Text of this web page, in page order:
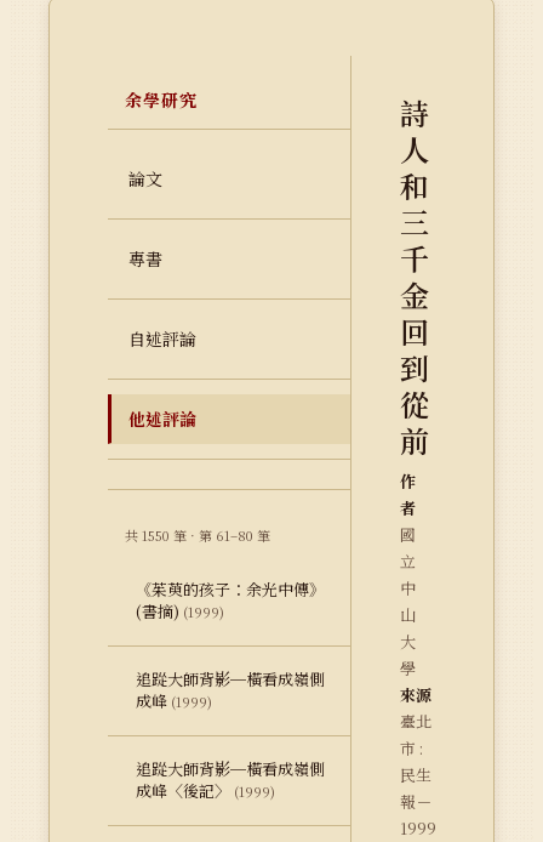
余學研究
論文
專書
自述評論
他述評論
共 1550 筆 · 第 61–80 筆
《茱萸的孩子：余光中傳》
(書摘) (1999)
追踨大師背影─橫看成嶺側
成峰 (1999)
追踨大師背影─橫看成嶺側
成峰〈後記〉
(1999)
詩
人
和
三
千
金
回
到
從
前
作
者
國
立
中
山
大
學
來源
臺北
市 :
民生
報－
1999